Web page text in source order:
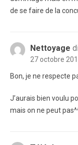
de se faire de la
Nettoyage
27 octobre
Bon, je ne respecte
J’aurais bien voulu
mais on ne peut